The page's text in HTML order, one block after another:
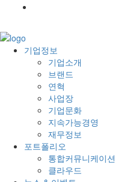
기업정보
기업소개
브랜드
연혁
사업장
기업문화
지속가능경영
재무정보
포트폴리오
통합커뮤니케이션
클라우드